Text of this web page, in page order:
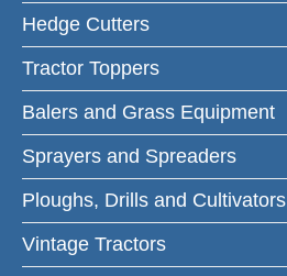
Hedge Cutters
Tractor Toppers
Balers and Grass Equipment
Sprayers and Spreaders
Ploughs, Drills and Cultivators
Vintage Tractors